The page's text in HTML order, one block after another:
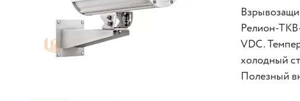
Релион-
VDС.
холодный
Полезный